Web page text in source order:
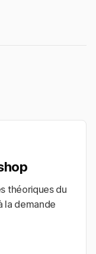
théoriques du
la demande